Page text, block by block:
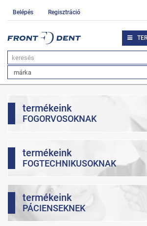
Belépés Regisztráció
termékeink
FOGORVOSOKNAK
termékeink
FOGTECHNIKUSOKNAK
termékeink
PÁCIENSEKNEK